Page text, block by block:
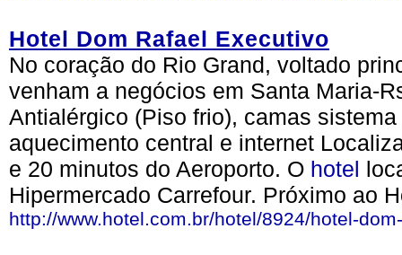
Hotel Dom Rafael Executivo
No coração do Rio Grand, voltado
venham a negócios em Santa Maria-
Antialérgico (Piso frio), camas
aquecimento central e internet
e 20 minutos do Aeroporto. O hotel
Hipermercado Carrefour. Próximo ao
http://www.hotel.com.br/hotel/8924/hotel-